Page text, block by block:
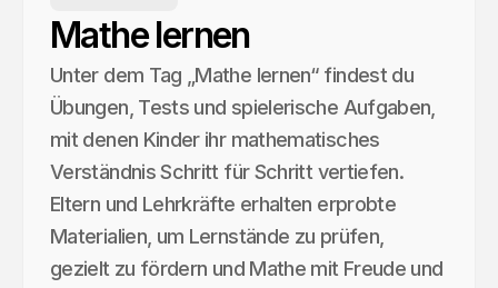
Mathe lernen
Unter dem Tag „Mathe lernen“ findest du
Übungen, Tests und spielerische Aufgaben,
mit denen Kinder ihr mathematisches
Verständnis Schritt für Schritt vertiefen.
Eltern und Lehrkräfte erhalten erprobte
Materialien, um Lernstände zu prüfen,
gezielt zu fördern und Mathe mit Freude und